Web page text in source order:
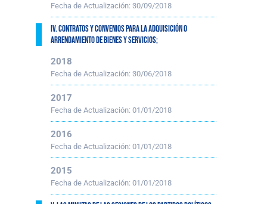
Fecha de Actualización: 30/09/2018
IV. Contratos y convenios para la adquisición o
arrendamiento de bienes y servicios;
2018
Fecha de Actualización: 30/06/2018
2017
Fecha de Actualización: 01/01/2018
2016
Fecha de Actualización: 01/01/2018
2015
Fecha de Actualización: 01/01/2018